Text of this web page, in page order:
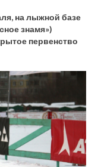
на лыжной базе
знамя»)
первенство